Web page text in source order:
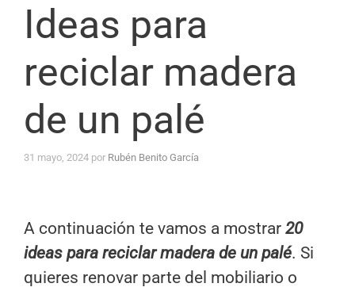
Ideas para
reciclar madera
de un palé
31 mayo, 2024 por Rubén Benito García
A continuación te vamos a mostrar 20
ideas para reciclar madera de un palé. Si
quieres renovar parte del mobiliario o